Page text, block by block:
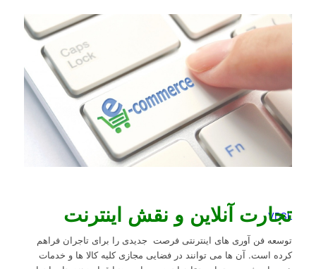
Gaming Router
3G/4G Routers
Wireless Access Points
VDSL
تجارت آنلاین و نقش اینترنت
توسعه فن آوری های اینترنتی فرصت جدیدی را برای تاجران فراهم
کرده است. آن ها می توانند در فضایی مجازی کلیه کالا ها و خدمات